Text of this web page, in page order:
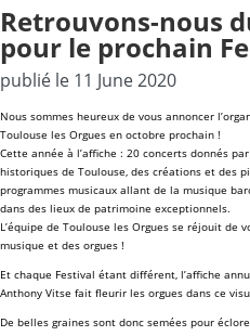
Retrouvons-nous
pour le prochain
publié le 11 June 2020
Nous sommes heureux de vous annoncer
Toulouse les Orgues en octobre prochain !
Cette année à l’affiche : 20 concerts donnés
historiques de Toulouse , des créations et des
programmes musicaux allant de la musique
dans des lieux de patrimoine exceptionnels.
L’équipe de Toulouse les Orgues se réjouit de
musique et des orgues !
Et chaque Festival étant différent, l’affiche
Anthony Vitse fait fleurir les orgues dans ce
De belles graines sont donc semées pour